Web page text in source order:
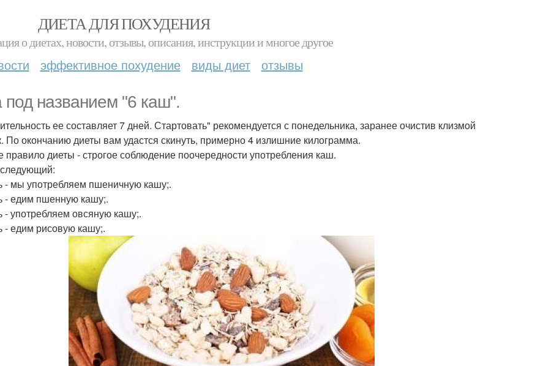
ДИЕТА ДЛЯ ПОХУДЕНИЯ
о диетах, новости, отзывы, описания, инструкции и многое другое
эффективное похудение виды диет отзывы
под названием "6 каш".
ее составляет 7 дней. Стартовать" рекомендуется с понедельника, заранее очистив клизмой
По окончанию диеты вам удастся скинуть, примерно 4 излишние килограмма.
правило диеты - строгое соблюдение поочередности употребления каш.
- мы употребляем пшеничную кашу;.
- едим пшенную кашу;.
- употребляем овсяную кашу;.
- едим рисовую кашу;.